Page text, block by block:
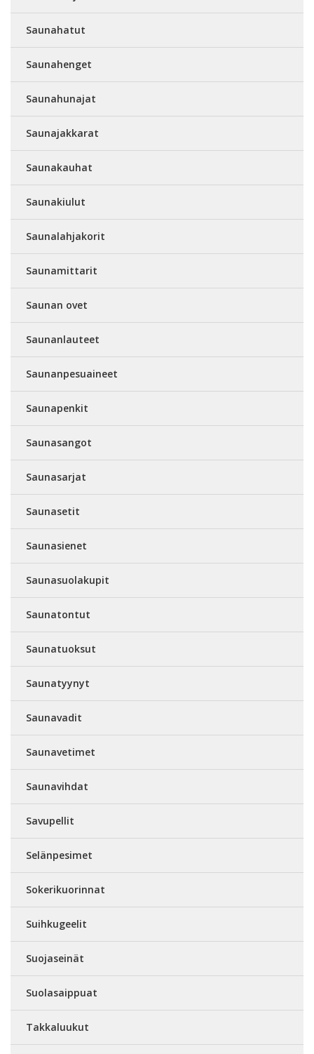
Saunahatut
Saunahenget
Saunahunajat
Saunajakkarat
Saunakauhat
Saunakiulut
Saunalahjakorit
Saunamittarit
Saunan ovet
Saunanlauteet
Saunanpesuaineet
Saunapenkit
Saunasangot
Saunasarjat
Saunasetit
Saunasienet
Saunasuolakupit
Saunatontut
Saunatuoksut
Saunatyynyt
Saunavadit
Saunavetimet
Saunavihdat
Savupellit
Selänpesimet
Sokerikuorinnat
Suihkugeelit
Suojaseinät
Suolasaippuat
Takkaluukut